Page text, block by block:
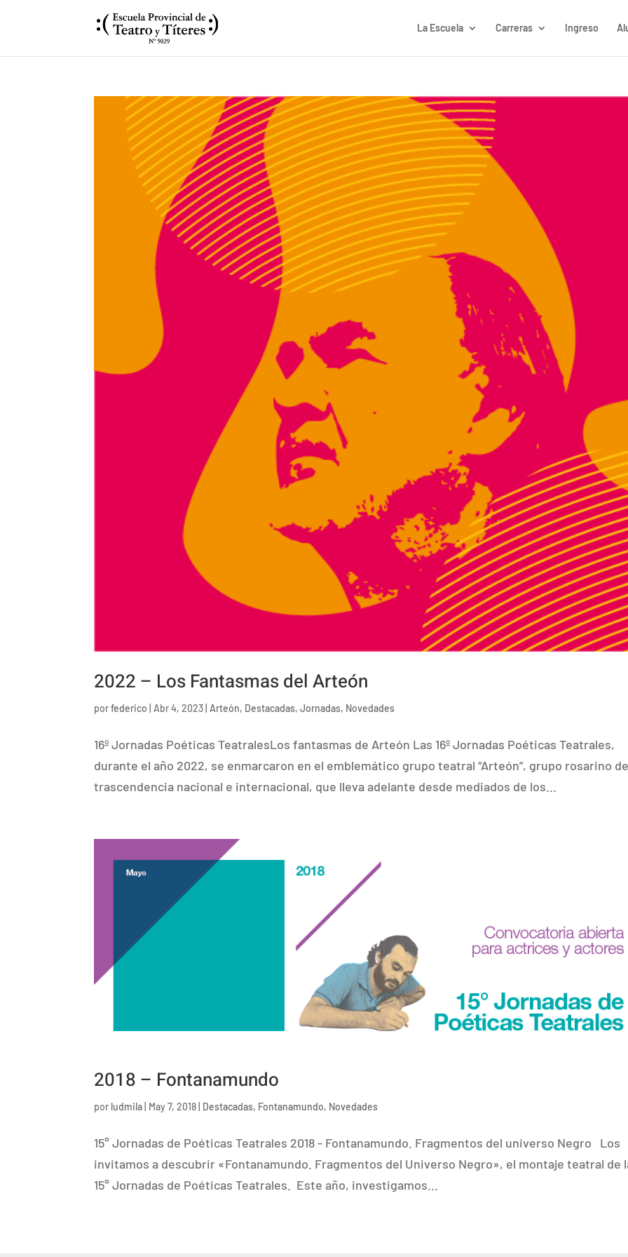
La Escuela Carreras Ingreso
2022 – Los Fantasmas del Arteón
porfederico Abr 4, 2023 |Arteón, Destacadas,Jornadas, Novedades
16º Jornadas Poéticas TeatralesLos fantasmas de Arteón Las 16º Jornadas Poéticas Teatrales,
durante el año 2022, se enmarcaron en el emblemático grupo teatral “Arteón”, grupo rosarino
trascendencia nacional e internacional, que lleva adelante desde mediados de los...
2018 – Fontanamundo
por ludmila May 7, 2018 Destacadas, Fontanamundo, Novedades
15° Jornadas de Poéticas Teatrales 2018 - Fontanamundo. Fragmentos del universo Negro Los
invitamos a descubrir «Fontanamundo. Fragmentos del Universo Negro», el montaje teatral de
15° Jornadas de Poéticas Teatrales. Este año, investigamos...